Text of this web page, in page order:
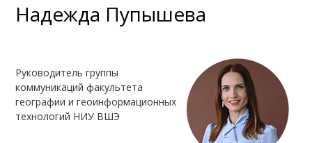
Галерея
СМИ
Сотрудничество
Надежда Пупышева
Руководитель группы
коммуникаций факультета
географии и геоинформационных
технологий НИУ ВШЭ